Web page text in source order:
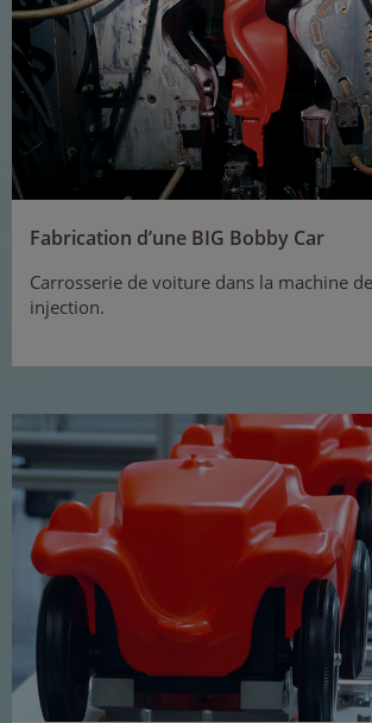
Fabrication d’une BIG Bobby Car
Carrosserie de voiture dans la machine
injection.